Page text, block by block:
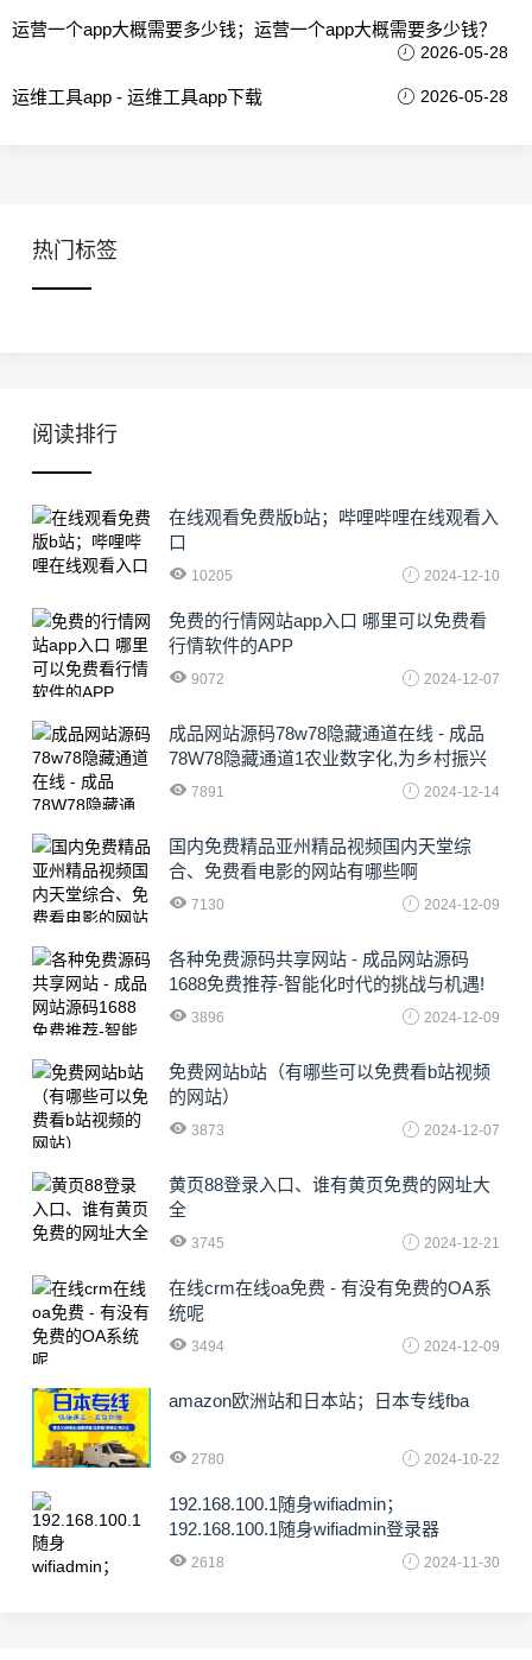
运营一个app大概需要多少钱；运营一个app大概需要多少钱？
2026-05-28
运维工具app - 运维工具app下载 2026-05-28
热门标签
阅读排行
在线观看免费版b站；哔哩哔哩在线观看入
口
10205 2024-12-10
免费的行情网站app入口 哪里可以免费看
行情软件的APP
9072 2024-12-07
成品网站源码78w78隐藏通道在线 - 成品
78W78隐藏通道1农业数字化,为乡村振兴
注入新动力
7891 2024-12-14
国内免费精品亚州精品视频国内天堂综
合、免费看电影的网站有哪些啊
7130 2024-12-09
各种免费源码共享网站 - 成品网站源码
1688免费推荐-智能化时代的挑战与机遇!
3896 2024-12-09
免费网站b站（有哪些可以免费看b站视频
的网站）
3873 2024-12-07
黄页88登录入口、谁有黄页免费的网址大
全
3745 2024-12-21
在线crm在线oa免费 - 有没有免费的OA系
统呢
3494 2024-12-09
amazon欧洲站和日本站；日本专线fba
2780 2024-10-22
192.168.100.1随身wifiadmin；
192.168.100.1随身wifiadmin登录器
2618 2024-11-30